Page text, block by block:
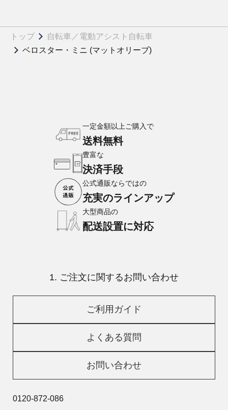
トップ
自転車／電動アシスト自転車
ベロスター・ミニ (マットオリーブ)
一定金額以上ご購入で
送料無料
豊富な
決済手段
公式通販ならではの
充実のラインアップ
大型商品の
配送設置に対応
1. ご注文に関するお問い合わせ
ご利用ガイド
よくある質問
お問い合わせ
0120-872-086